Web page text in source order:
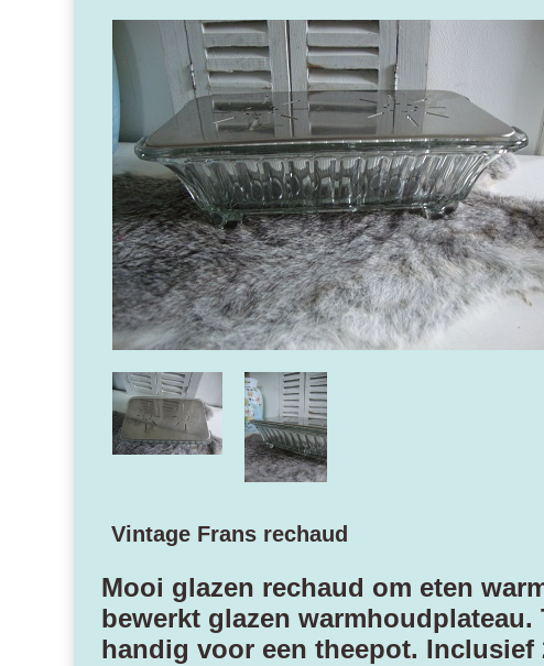
Vintage Frans rechaud
Mooi glazen rechaud om eten
bewerkt glazen
handig voor een theepot.